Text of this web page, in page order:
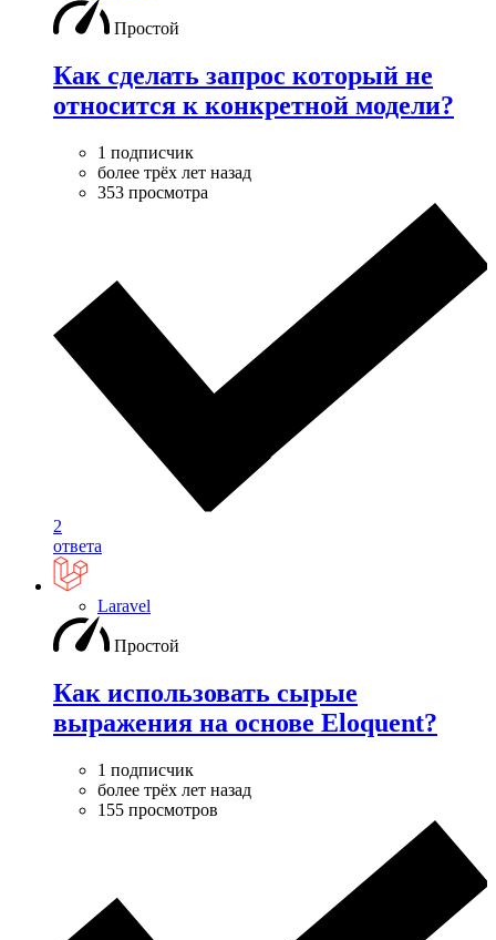
Простой
Как сделать запрос который не
относится к конкретной модели?
1 подписчик
более трёх лет назад
353 просмотра
2
ответа
Laravel
Простой
Как использовать сырые
выражения на основе Eloquent?
1 подписчик
более трёх лет назад
155 просмотров